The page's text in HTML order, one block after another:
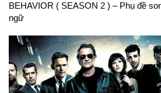
BEHAVIOR ( SEASON 2 ) – Phụ đề
ngữ